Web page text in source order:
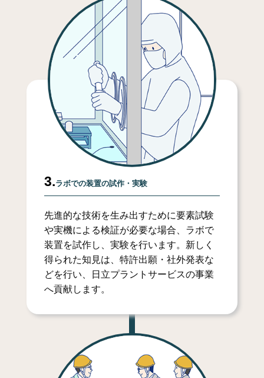
3.ラボでの装置の試作・実験
先進的な技術を生み出すために要素試験
や実機による検証が必要な場合、ラボで
装置を試作し、実験を行います。新しく
得られた知見は、特許出願・社外発表な
どを行い、日立プラントサービスの事業
へ貢献します。